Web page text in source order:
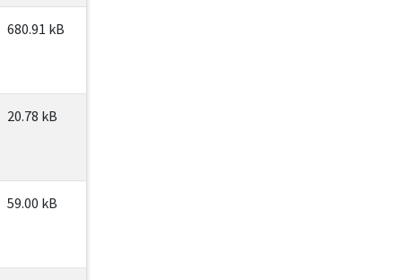
680.91 kB
20.78 kB
59.00 kB